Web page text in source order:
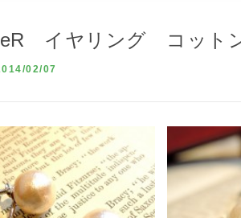
イヤリング コット
02/07